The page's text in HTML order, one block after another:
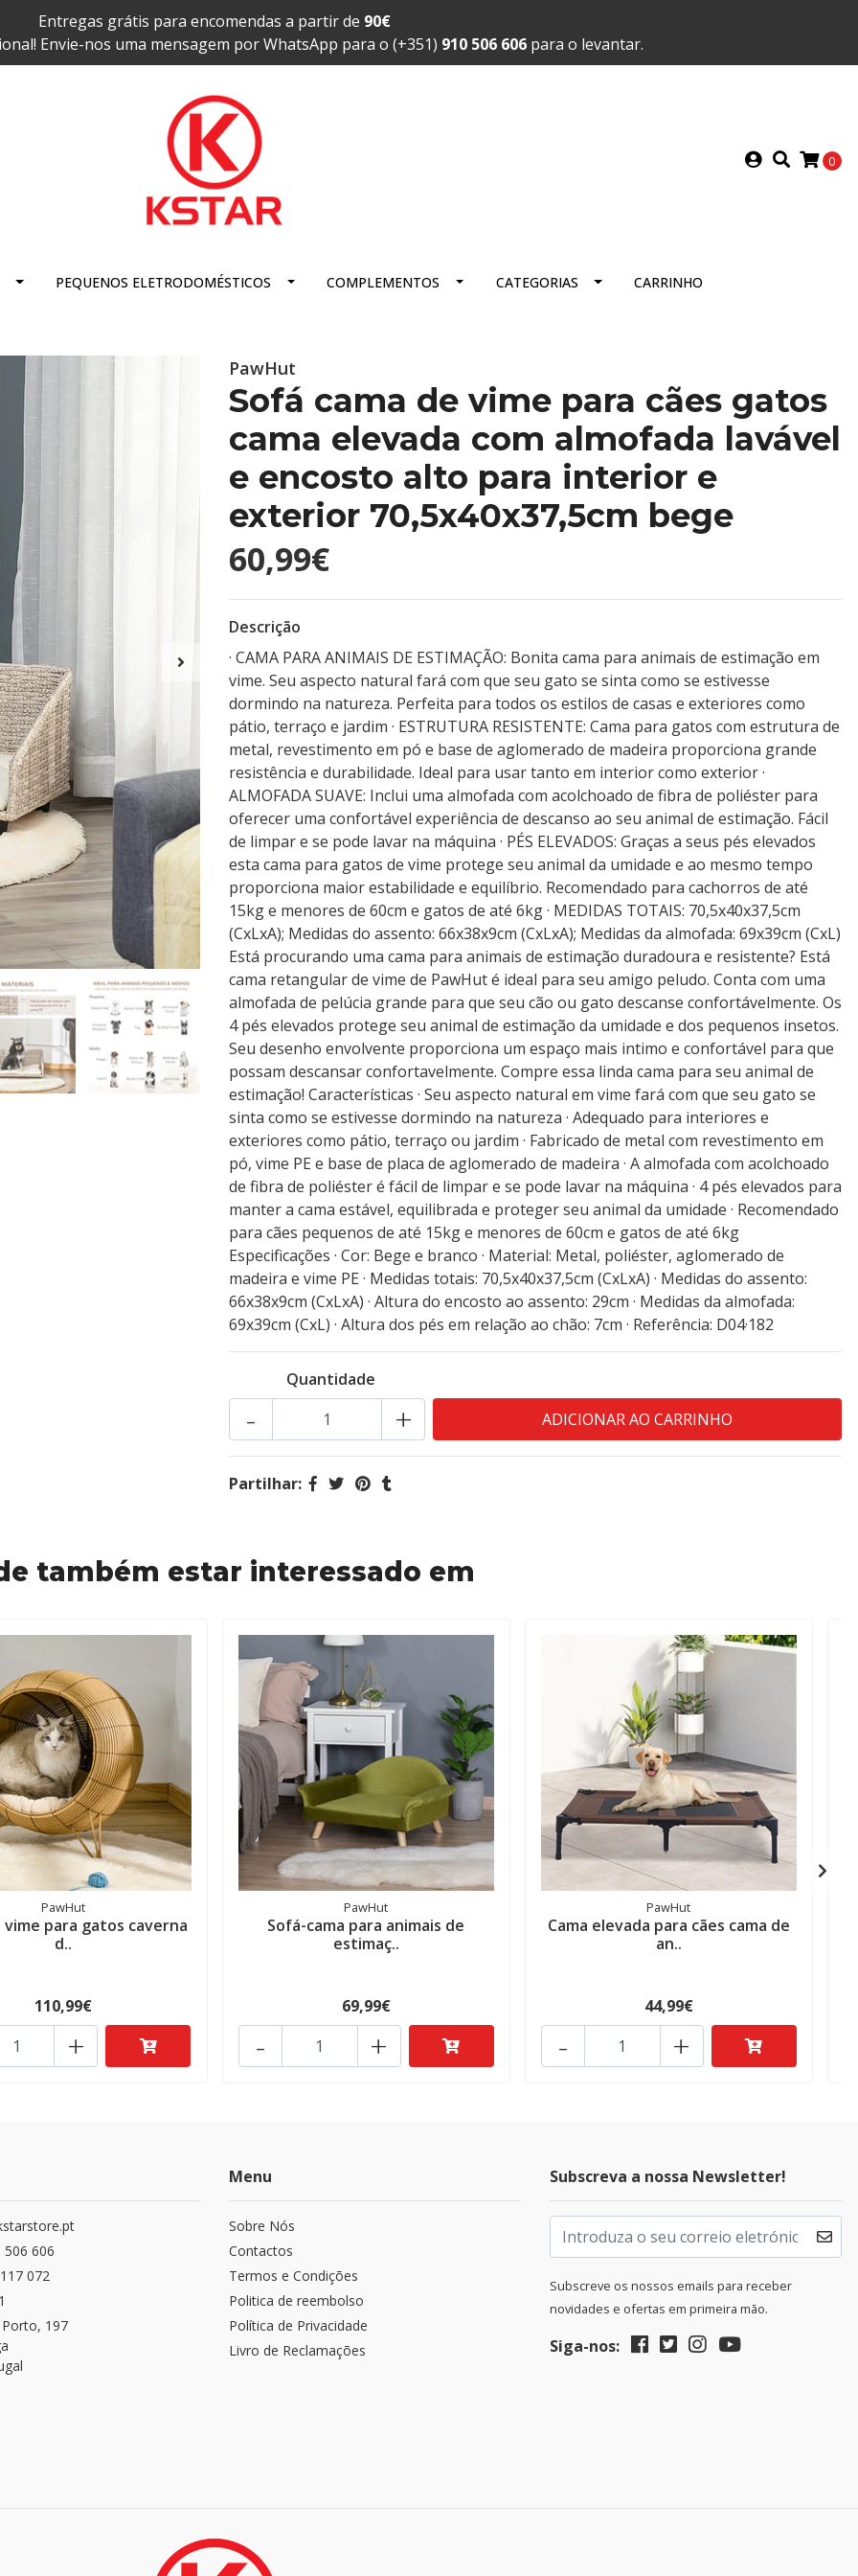
Entregas grátis para encomendas a partir de 90€
Envie-nos uma mensagem por WhatsApp para o (+351) 910 506 606 para o levantar.
0
PEQUENOS ELETRODOMÉSTICOS COMPLEMENTOS CATEGORIAS CARRINHO
PawHut
Sofá cama de vime para cães gatos
cama elevada com almofada lavável
e encosto alto para interior e
exterior 70,5x40x37,5cm bege
60,99€
Descrição
· CAMA PARA ANIMAIS DE ESTIMAÇÃO: Bonita cama para animais de estimação em
vime. Seu aspecto natural fará com que seu gato se sinta como se estivesse
dormindo na natureza. Perfeita para todos os estilos de casas e exteriores como
pátio, terraço e jardim · ESTRUTURA RESISTENTE: Cama para gatos com estrutura de
metal, revestimento em pó e base de aglomerado de madeira proporciona grande
resistência e durabilidade. Ideal para usar tanto em interior como exterior ·
ALMOFADA SUAVE: Inclui uma almofada com acolchoado de fibra de poliéster para
oferecer uma confortável experiência de descanso ao seu animal de estimação. Fácil
de limpar e se pode lavar na máquina · PÉS ELEVADOS: Graças a seus pés elevados
esta cama para gatos de vime protege seu animal da umidade e ao mesmo tempo
proporciona maior estabilidade e equilíbrio. Recomendado para cachorros de até
15kg e menores de 60cm e gatos de até 6kg · MEDIDAS TOTAIS: 70,5x40x37,5cm
(CxLxA); Medidas do assento: 66x38x9cm (CxLxA); Medidas da almofada: 69x39cm (CxL)
Está procurando uma cama para animais de estimação duradoura e resistente? Está
cama retangular de vime de PawHut é ideal para seu amigo peludo. Conta com uma
almofada de pelúcia grande para que seu cão ou gato descanse confortávelmente. Os
4 pés elevados protege seu animal de estimação da umidade e dos pequenos insetos.
Seu desenho envolvente proporciona um espaço mais intimo e confortável para que
possam descansar confortavelmente. Compre essa linda cama para seu animal de
estimação! Características · Seu aspecto natural em vime fará com que seu gato se
sinta como se estivesse dormindo na natureza · Adequado para interiores e
exteriores como pátio, terraço ou jardim · Fabricado de metal com revestimento em
pó, vime PE e base de placa de aglomerado de madeira · A almofada com acolchoado
de fibra de poliéster é fácil de limpar e se pode lavar na máquina · 4 pés elevados para
manter a cama estável, equilibrada e proteger seu animal da umidade · Recomendado
para cães pequenos de até 15kg e menores de 60cm e gatos de até 6kg
Especificações · Cor: Bege e branco · Material: Metal, poliéster, aglomerado de
madeira e vime PE · Medidas totais: 70,5x40x37,5cm (CxLxA) · Medidas do assento:
66x38x9cm (CxLxA) · Altura do encosto ao assento: 29cm · Medidas da almofada:
69x39cm (CxL) · Altura dos pés em relação ao chão: 7cm · Referência: D04·182
Quantidade
+
-
Partilhar:
também estar interessado em
PawHut
vime para gatos caverna
d..
110,99€
+
PawHut
Sofá-cama para animais de
estimaç..
69,99€
+
-
PawHut
Cama elevada para cães cama de
an..
44,99€
+
-
606
072
197
Menu
Sobre Nós
Contactos
Termos e Condições
Politica de reembolso
Política de Privacidade
Livro de Reclamações
Subscreva a nossa Newsletter!
Subscreve os nossos emails para receber
novidades e ofertas em primeira mão.
Siga-nos: